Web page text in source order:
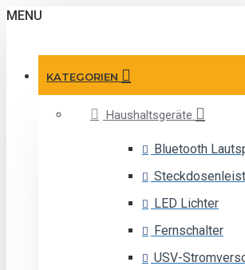
MENU
KATEGORIEN
Haushaltsgeräte
Bluetooth
LED Lichter
Fernschalter
USV-